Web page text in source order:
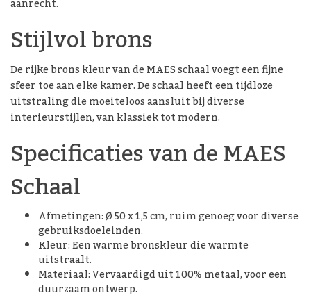
aanrecht.
Stijlvol brons
De rijke brons kleur van de MAES schaal voegt een fijne
sfeer toe aan elke kamer. De schaal heeft een tijdloze
uitstraling die moeiteloos aansluit bij diverse
interieurstijlen, van klassiek tot modern.
Specificaties van de MAES
Schaal
Afmetingen: Ø 50 x 1,5 cm, ruim genoeg voor diverse
gebruiksdoeleinden.
Kleur: Een warme bronskleur die warmte
uitstraalt.
Materiaal: Vervaardigd uit 100% metaal, voor een
duurzaam ontwerp.